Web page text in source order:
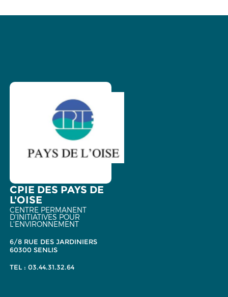
CPIE DES PAYS DE
L'OISE
CENTRE PERMANENT
D'INITIATIVES POUR
L'ENVIRONNEMENT
6/8 RUE DES JARDINIERS
60300 SENLIS
TEL : 03.44.31.32.64